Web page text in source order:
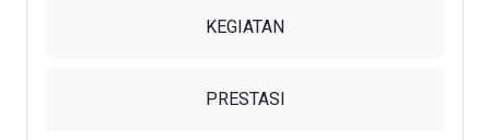
KEGIATAN
PRESTASI